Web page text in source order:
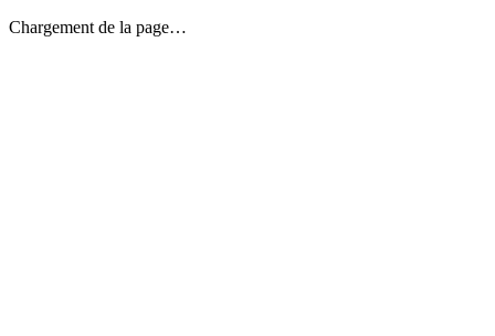
Chargement de la page…